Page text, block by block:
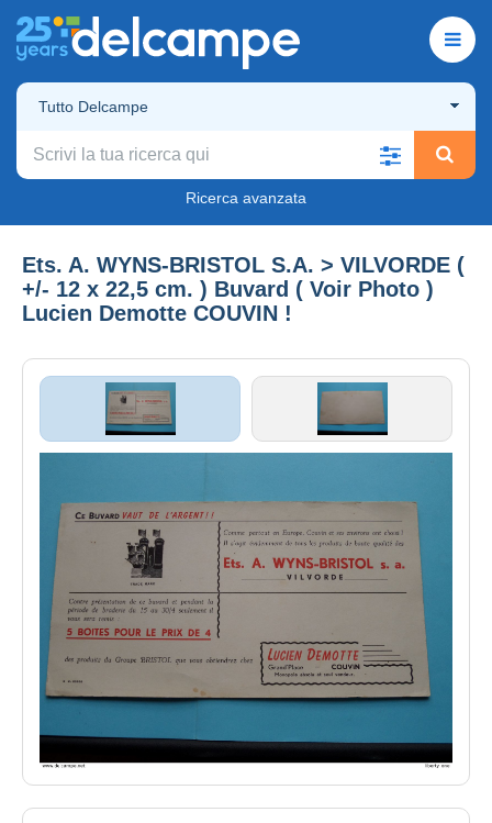
Tutto Delcampe
Ricerca avanzata
Ets. A. WYNS-BRISTOL S.A. > VILVORDE (
+/- 12 x 22,5 cm. ) Buvard ( Voir Photo )
Lucien Demotte COUVIN !